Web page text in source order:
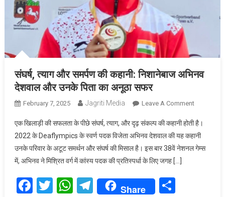
संघर्ष, त्याग और समर्पण की कहानी: निशानेबाज अभिनव
देशवाल और उनके पिता का अनूठा सफर
February 7, 2025 Jagriti Media Leave A CommentOn
त्याग
और
समर्पण
एक खिलाड़ी की सफलता के पीछे संघर्ष, त्याग, और दृढ़ संकल्प की कहानी होती है।
2022 के Deaflympics के स्वर्ण पदक विजेता अभिनव देशवाल की यह कहानी
उनके परिवार के अटूट समर्थन और संघर्ष की मिसाल है। इस बार 38वें नेशनल गेम्स
में, अभिनव ने मिश्रित वर्ग में कांस्य पदक की प्रतिस्पर्धा के लिए जगह […]
Facebook
Twitter
WhatsApp
Telegram
Share Share